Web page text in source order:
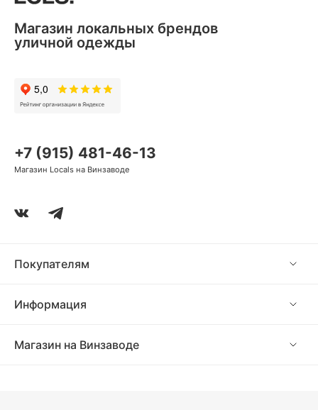
Покупателям
Информация
Магазин на Винзаводе
+7 (915) 481-46-13
Магазин Locals на Винзаводе
Магазин локальных брендов
уличной одежды